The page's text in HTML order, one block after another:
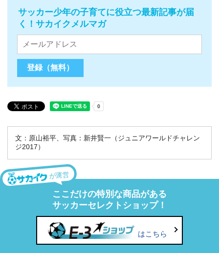
サッカー少年の子育てに役立つ最新記事が届
く！サカイクメルマガ
文：原山裕平、写真：新井賢一（ジュニアワールドチャレン
ジ2017）
が運営
ここだけの特別な商品がある
サッカーセレクトショップ！
はこちら